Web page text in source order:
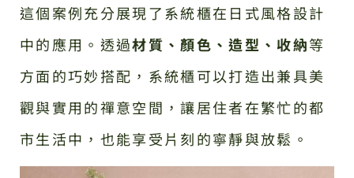
這個案例充分展現了系統櫃在日式風格設計
中的應用。透過材質、顏色、造型、收納等
方面的巧妙搭配，系統櫃可以打造出兼具美
觀與實用的禪意空間，讓居住者在繁忙的都
市生活中，也能享受片刻的寧靜與放鬆。